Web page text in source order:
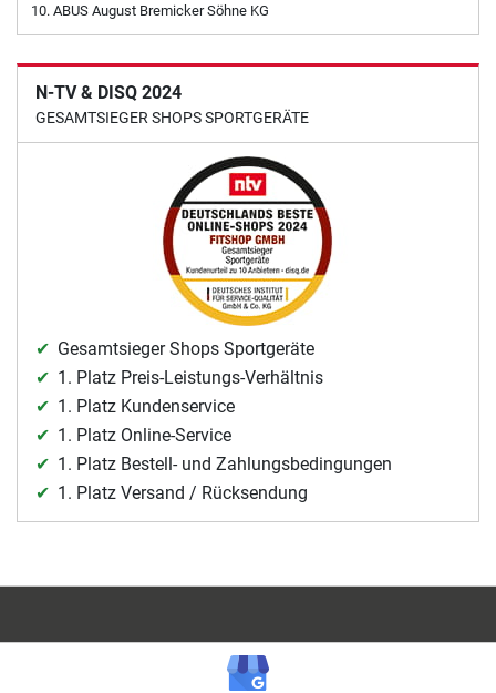
ABUS August Bremicker Söhne KG
N-TV & DISQ 2024
GESAMTSIEGER SHOPS SPORTGERÄTE
Gesamtsieger Shops Sportgeräte
1. Platz Preis-Leistungs-Verhältnis
1. Platz Kundenservice
1. Platz Online-Service
1. Platz Bestell- und Zahlungsbedingungen
1. Platz Versand / Rücksendung